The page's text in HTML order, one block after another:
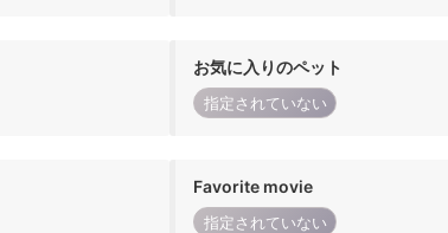
お気に入りのペット
指定されていない
Favorite movie
指定されていない